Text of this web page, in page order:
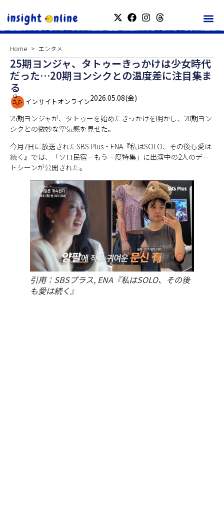
Home エンタメ
25期ヨンジャ、タトゥーきっかけは少女時代
だった…20期ヨンシクとの温度差に注目集ま
る
インサイトオンライン2026.05.08(金)
25期ヨンジャが、タトゥーを始めたきっかけを明かし、20期ヨン
シクとの微妙な空気感を見せた。
今月7日に放送されたSBS Plus・ENA『私はSOLO、その後も愛は
続く』では、「ソロ民宿－もう一度特集」に出演中の2人のデー
トシーンが公開された。
引用：SBSプラス, ENA『私はSOLO、その後
も愛は続く』